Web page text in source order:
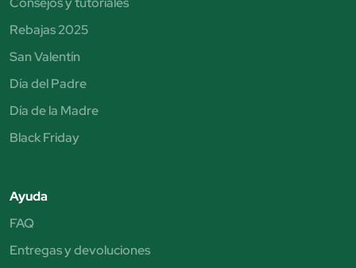
Rebajas 2025
San Valentín
Día del Padre
Día de la Madre
Black Friday
Ayuda
FAQ
Entregas y devoluciones